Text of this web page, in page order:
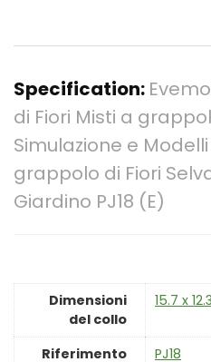
Specification:
di Fiori Misti a
Simulazione e
grappolo di Fiori
Giardino PJ18 (E)
Dimensioni
del collo
‎15.7 x
Riferimento ‎PJ18